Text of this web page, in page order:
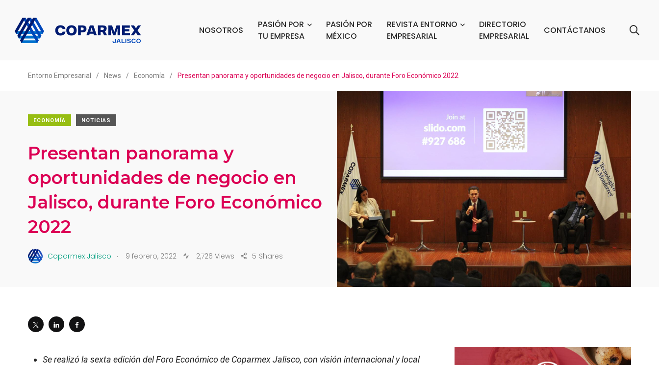
NOSOTROS
PASIÓN POR
TU EMPRESA
PASIÓN POR
MÉXICO
REVISTA ENTORNO
EMPRESARIAL
DIRECTORIO
EMPRESARIAL
CONTÁCTANOS
Entorno Empresarial / News / Economía / Presentan panorama y oportunidades de negocio en Jalisco, durante Foro Económico 2022
ECONOMÍA NOTICIAS
Presentan panorama y
oportunidades de negocio en
Jalisco, durante Foro Económico
2022
Coparmex Jalisco . 9 febrero, 2022 2,726 Views Shares
5
Se realizó la sexta edición del Foro Económico de Coparmex Jalisco, con visión internacional y local